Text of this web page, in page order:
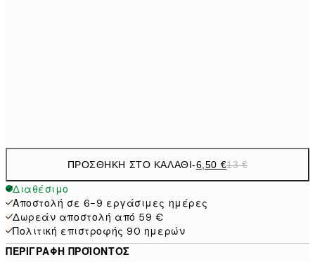
ΠΡΟΣΘΉΚΗ ΣΤΟ ΚΑΛΆΘΙ-6,50 €13 €
Διαθέσιμο
Αποστολή σε 6-9 εργάσιμες ημέρες
Δωρεάν αποστολή από 59 €
Πολιτική επιστροφής 90 ημερών
ΠΕΡΙΓΡΑΦΉ ΠΡΟΪΌΝΤΟΣ